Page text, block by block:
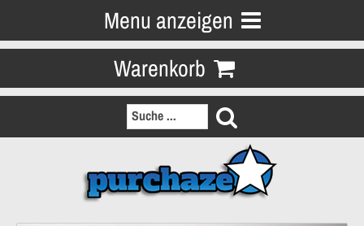
Menu anzeigen
Warenkorb